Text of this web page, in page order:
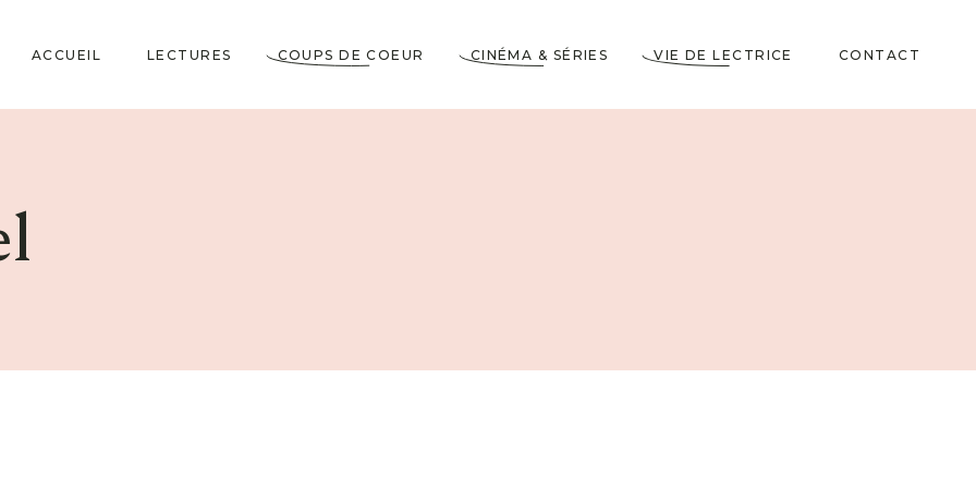
ACCUEIL LECTURES COUPS DE COEUR CINÉMA & SÉRIES VIE DE LECTRICE
moi
CONTACT